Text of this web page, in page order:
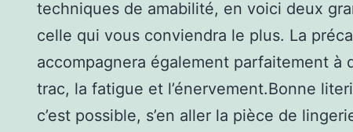
techniques de amabilité, en voici deux
celle qui vous conviendra le plus. La
accompagnera également parfaitement à
trac, la fatigue et l’énervement.Bonne
c’est possible, s’en aller la pièce de